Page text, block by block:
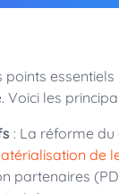
points
Voici les
: La réforme
de
partenaires